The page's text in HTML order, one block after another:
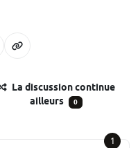
La discussion continue
ailleurs
0
1